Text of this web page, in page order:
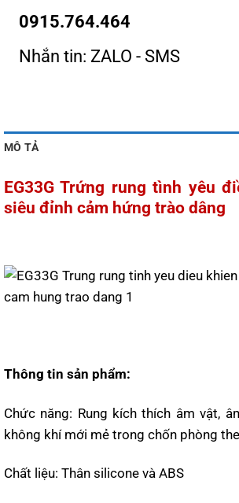
0915.764.464
Nhắn tin: ZALO - SMS
MÔ TẢ
EG33G Trứng rung tình yêu
siêu đỉnh cảm hứng trào dâng
Thông tin sản phẩm:
Chức năng: Rung kích thích âm vật,
không khí mới mẻ trong chốn phòng the
Chất liệu: Thân silicone và ABS